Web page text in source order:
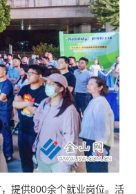
提供800余个就业岗位。活